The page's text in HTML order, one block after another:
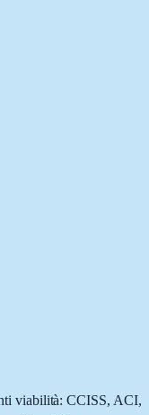
viabilità: CCISS, ACI,